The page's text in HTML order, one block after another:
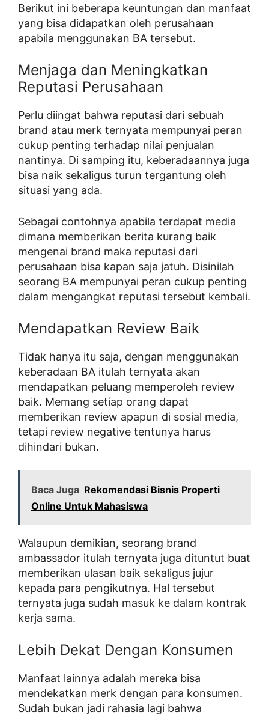
Berikut ini beberapa keuntungan dan manfaat
yang bisa didapatkan oleh perusahaan
apabila menggunakan BA tersebut.
Menjaga dan Meningkatkan
Reputasi Perusahaan
Perlu diingat bahwa reputasi dari sebuah
brand atau merk ternyata mempunyai peran
cukup penting terhadap nilai penjualan
nantinya. Di samping itu, keberadaannya juga
bisa naik sekaligus turun tergantung oleh
situasi yang ada.
Sebagai contohnya apabila terdapat media
dimana memberikan berita kurang baik
mengenai brand maka reputasi dari
perusahaan bisa kapan saja jatuh. Disinilah
seorang BA mempunyai peran cukup penting
dalam mengangkat reputasi tersebut kembali.
Mendapatkan Review Baik
Tidak hanya itu saja, dengan menggunakan
keberadaan BA itulah ternyata akan
mendapatkan peluang memperoleh review
baik. Memang setiap orang dapat
memberikan review apapun di sosial media,
tetapi review negative tentunya harus
dihindari bukan.
Baca Juga Rekomendasi Bisnis Properti
Online Untuk Mahasiswa
Walaupun demikian, seorang brand
ambassador itulah ternyata juga dituntut buat
memberikan ulasan baik sekaligus jujur
kepada para pengikutnya. Hal tersebut
ternyata juga sudah masuk ke dalam kontrak
kerja sama.
Lebih Dekat Dengan Konsumen
Manfaat lainnya adalah mereka bisa
mendekatkan merk dengan para konsumen.
Sudah bukan jadi rahasia lagi bahwa